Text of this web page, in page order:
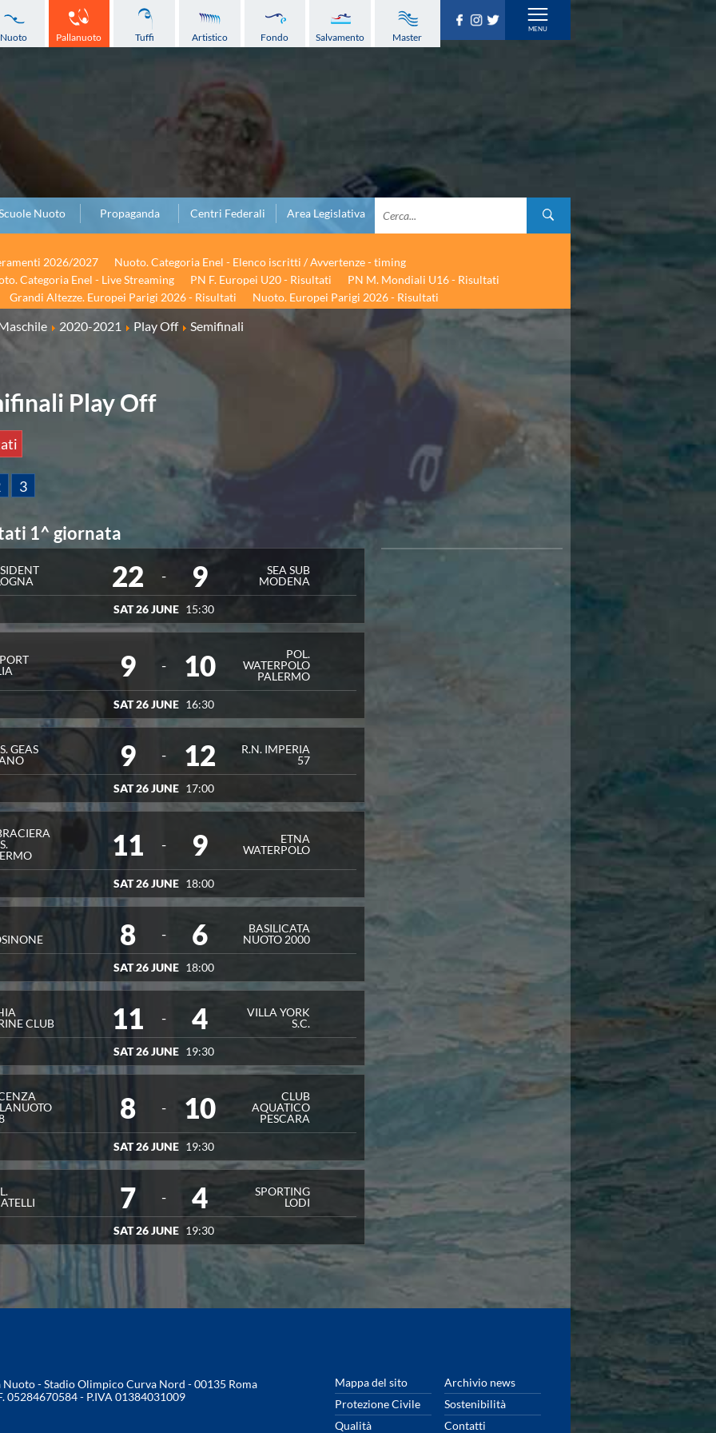
Nuoto Pallanuoto Tuffi Artistico Fondo Salvamento Master
Nuoto Propaganda Centri Federali Area Legislativa
2026/2027
Nuoto. Categoria Enel - Elenco iscritti / Avvertenze - timing
Categoria Enel - Live Streaming PN F. Europei U20 - Risultati
PN M. Mondiali U16 - Risultati
Grandi Altezze. Europei Parigi 2026 - Risultati Nuoto. Europei Parigi 2026 - Risultati
2020-2021 Play Off Semifinali
Play Off
3
1^ giornata
22 - 9
SEA SUB
MODENA
SAT 26 JUNE 15:30
9 - 10
POL.
WATERPOLO
PALERMO
SAT 26 JUNE 16:30
GEAS
9 - 12
R.N. IMPERIA
57
SAT 26 JUNE 17:00
11 - 9
ETNA
WATERPOLO
SAT 26 JUNE 18:00
8 - 6
BASILICATA
NUOTO 2000
SAT 26 JUNE 18:00
CLUB
11 - 4
VILLA YORK
S.C.
SAT 26 JUNE 19:30
8 - 10
CLUB
AQUATICO
PESCARA
SAT 26 JUNE 19:30
7 - 4
SPORTING
LODI
SAT 26 JUNE 19:30
- Stadio Olimpico Curva Nord - 00135 Roma
05284670584 - P.IVA 01384031009
Mappa del sito
Archivio news
Protezione Civile
Sostenibilità
Qualità
Contatti